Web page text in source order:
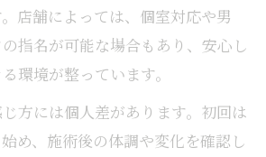
店舗によっては、個室対応や男
指名が可能な場合もあり、安心し
環境が整っています。
方には個人差があります。初回は
め、施術後の体調や変化を確認し